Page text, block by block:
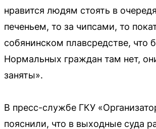
нравится людям стоять в
печеньем, то за чипсами, то
собянинском плавсредстве, что
Нормальных граждан там нет,
заняты».
В пресс-службе ГКУ
пояснили, что в выходные суда